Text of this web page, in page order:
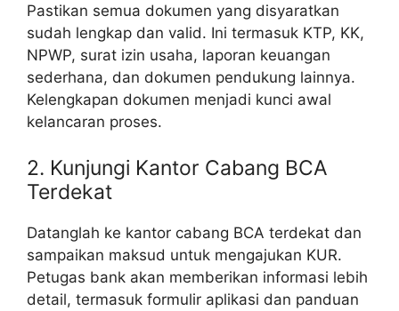
Pastikan semua dokumen yang disyaratkan
sudah lengkap dan valid. Ini termasuk KTP, KK,
NPWP, surat izin usaha, laporan keuangan
sederhana, dan dokumen pendukung lainnya.
Kelengkapan dokumen menjadi kunci awal
kelancaran proses.
2. Kunjungi Kantor Cabang BCA
Terdekat
Datanglah ke kantor cabang BCA terdekat dan
sampaikan maksud untuk mengajukan KUR.
Petugas bank akan memberikan informasi lebih
detail, termasuk formulir aplikasi dan panduan